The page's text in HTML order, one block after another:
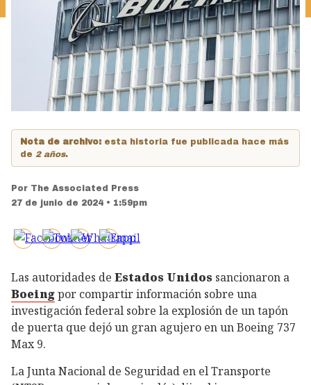
Nota de archivo: esta historia fue publicada hace más
de 2 años.
Por The Associated Press
27 de junio de 2024 • 1:59pm
Las autoridades de Estados Unidos sancionaron a
Boeingpor compartir información sobre una
investigación federal sobre la explosión de un tapón
de puerta que dejó un gran agujero en un Boeing 737
Max 9.
La Junta Nacional de Seguridad en el Transporte